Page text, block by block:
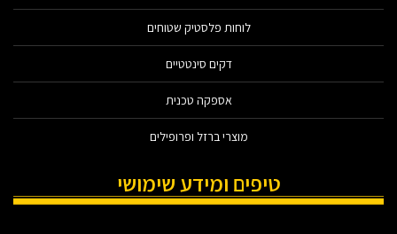
לוחות פלסטיק שטוחים
דקים סינטטיים
אספקה טכנית
מוצרי ברזל ופרופילים
טיפים ומידע שימושי